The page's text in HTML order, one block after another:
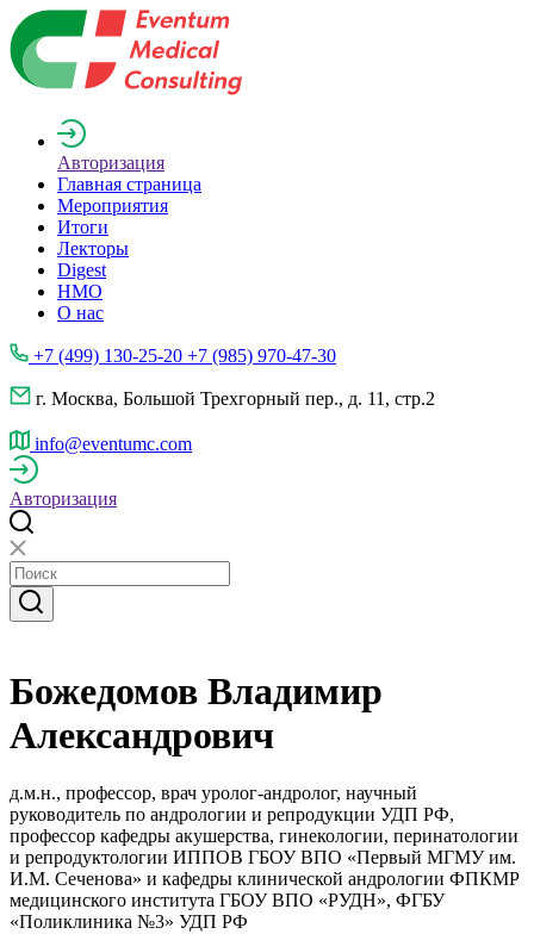
Авторизация
Главная страница
Мероприятия
Итоги
Лекторы
Digest
НМО
О нас
+7 (499) 130-25-20 +7 (985) 970-47-30
г. Москва, Большой Трехгорный пер., д. 11, стр.2
info@eventumc.com
Авторизация
Божедомов Владимир
Александрович
д.м.н., профессор, врач уролог-андролог, научный
руководитель по андрологии и репродукции УДП РФ,
профессор кафедры акушерства, гинекологии, перинатологии
и репродуктологии ИППОВ ГБОУ ВПО «Первый МГМУ им.
И.М. Сеченова» и кафедры клинической андрологии ФПКМР
медицинского института ГБОУ ВПО «РУДН», ФГБУ
«Поликлиника №3» УДП РФ